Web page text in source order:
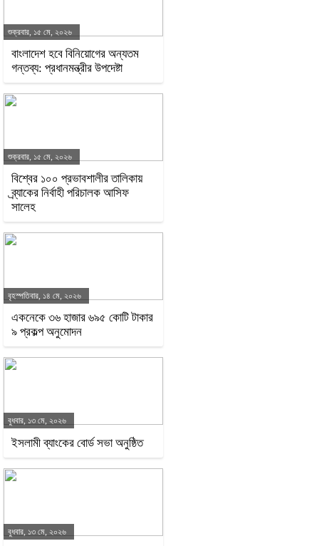
শুক্রবার, ১৫ মে, ২০২৬
বাংলাদেশ হবে বিনিয়োগের অন্যতম
গন্তব্য: প্রধানমন্ত্রীর উপদেষ্টা
শুক্রবার, ১৫ মে, ২০২৬
বিশ্বের ১০০ প্রভাবশালীর তালিকায়
ব্র্যাকের নির্বাহী পরিচালক আসিফ
সালেহ
বৃহস্পতিবার, ১৪ মে, ২০২৬
একনেকে ৩৬ হাজার ৬৯৫ কোটি টাকার
৯ প্রকল্প অনুমোদন
বুধবার, ১৩ মে, ২০২৬
ইসলামী ব্যাংকের বোর্ড সভা অনুষ্ঠিত
বুধবার, ১৩ মে, ২০২৬